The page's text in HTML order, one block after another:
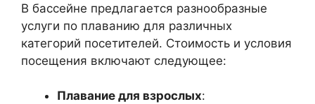
В бассейне предлагается разнообразные
услуги по плаванию для различных
категорий посетителей. Стоимость и условия
посещения включают следующее:
Плавание для взрослых: